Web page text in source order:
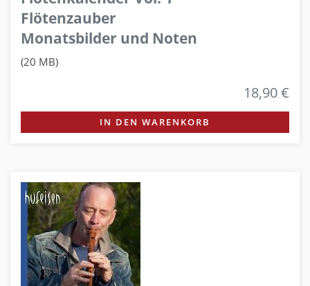
Flötenzauber
Monatsbilder und Noten
(20 MB)
18,90 €
IN DEN WARENKORB